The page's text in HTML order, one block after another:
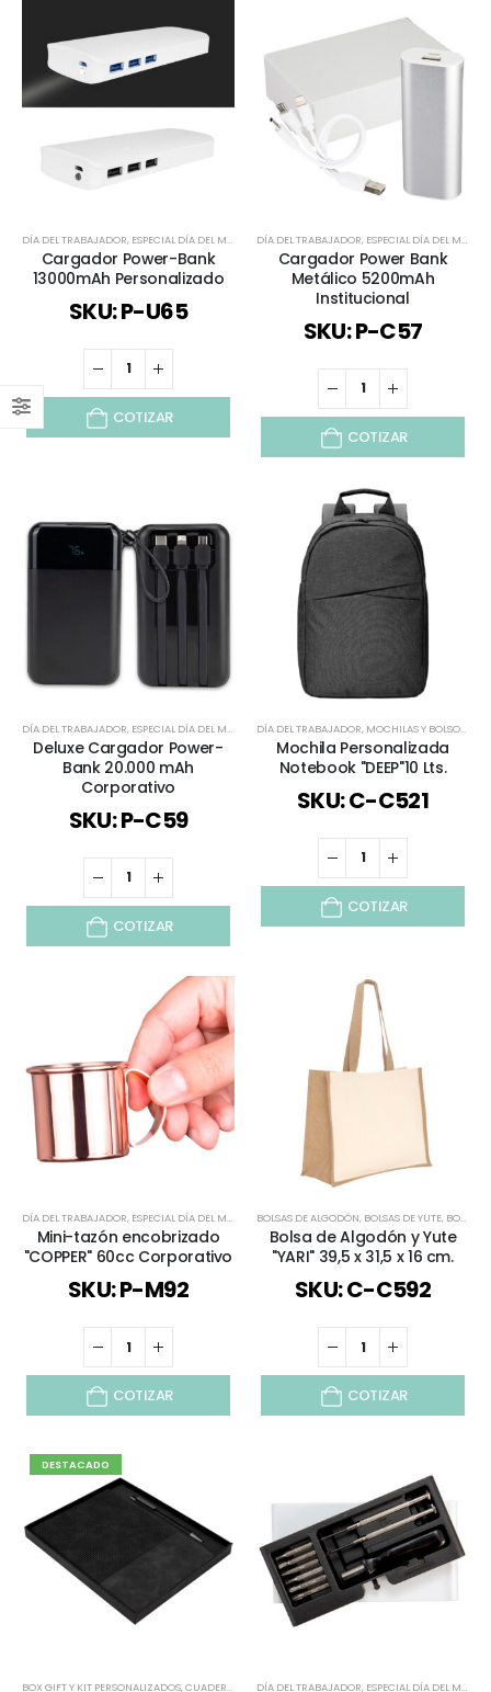
DÍA DEL TRABAJADOR, ESPECIAL DÍA DEL MINERO ,POWER BANK,TECNOLOGÍA / CELULAR /
Cargador Power-Bank
13000mAh Personalizado
SKU: P-U65
COTIZAR
DÍA DEL TRABAJADOR, ESPECIAL DÍA DEL MINERO
Cargador Power Bank
Metálico 5200mAh
Institucional
SKU: P-C57
COTIZAR
DÍA DEL TRABAJADOR, ESPECIAL DÍA DEL MINERO ,POWER BANK,REGALOS PREMIUM, SELECCIÓN
Deluxe Cargador Power-
Bank 20.000 mAh
Corporativo
SKU: P-C59
COTIZAR
DÍA DEL TRABAJADOR, MOCHILAS Y BOLSOS
Mochila Personalizada
Notebook "DEEP"10 Lts.
SKU: C-C521
COTIZAR
DÍA DEL TRABAJADOR, ESPECIAL DÍA DEL MINERO ,REGALOS COBRIZADOS,REGALOS PREMIUM
Mini-tazón encobrizado
"COPPER" 60cc Corporativo
SKU: P-M92
COTIZAR
BOLSAS DE ALGODÓN, BOLSAS DE YUTE, BOLSAS Y CAJAS
Bolsa de Algodón y Yute
"YARI" 39,5 x 31,5 x 16 cm.
SKU: C-C592
COTIZAR
DESTACADO
BOX GIFT Y KIT PERSONALIZADOS,CUADERNOS / LIBRETAS / MEMO ,DÍA DEL TRABAJADOR ,
DÍA DEL TRABAJADOR, ESPECIAL DÍA DEL MINERO